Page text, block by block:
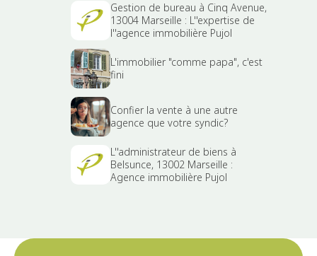
Gestion de bureau à Cinq Avenue,
13004 Marseille : L''expertise de
l''agence immobilière Pujol
L'immobilier "comme papa", c'est
fini
Confier la vente à une autre
agence que votre syndic?
L''administrateur de biens à
Belsunce, 13002 Marseille :
Agence immobilière Pujol